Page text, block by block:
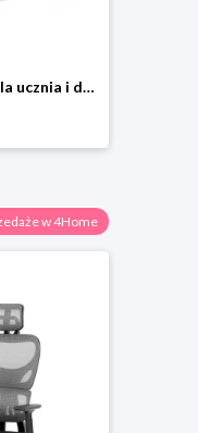
Fotel obrotowy dla ucznia i dziecka wentylowany krzesło do biurka tkanina
w 4Home